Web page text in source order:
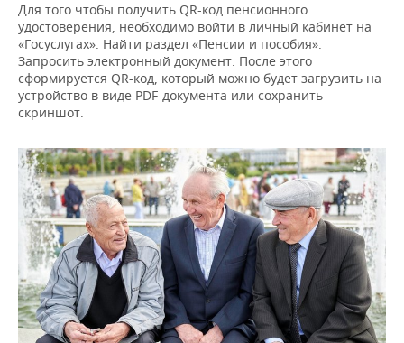
Для того чтобы получить QR-код пенсионного
удостоверения, необходимо войти в личный кабинет на
«Госуслугах». Найти раздел «Пенсии и пособия».
Запросить электронный документ. После этого
сформируется QR-код, который можно будет загрузить на
устройство в виде PDF-документа или сохранить
скриншот.